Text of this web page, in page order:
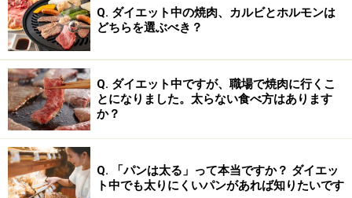
所要時間 約10分
簡単度 ☆☆
材料費 1人分約 500円
■材料 1人分
・卵 2～3個
・ベーコン (無添加で原材料が豚肉と塩のみのもの) 2～
3スライス
・ほうれん草 半束
Q. ダイエット中の焼肉、カルビとホルモンは
どちらを選ぶべき？
Q. ダイエット中ですが、職場で焼肉に行くこ
とになりました。太らない食べ方はあります
か？
Q. 「パンは太る」って本当ですか？ ダイエッ
ト中でも太りにくいパンがあれば知りたいです